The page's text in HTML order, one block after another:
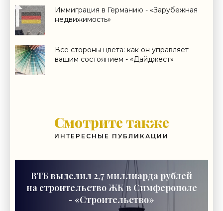
Иммиграция в Германию - «Зарубежная
недвижимость»
Все стороны цвета: как он управляет
вашим состоянием - «Дайджест»
Смотрите также
ИНТЕРЕСНЫЕ ПУБЛИКАЦИИ
ВТБ выделил 2,7 миллиарда рублей
на строительство ЖК в Симферополе
- «Строительство»